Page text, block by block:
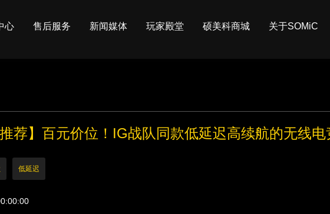
心 售后服务 新闻媒体 玩家殿堂 硕美科商城 关于SOMiC
推荐】百元价位！IG战队同款低延迟高续航的无线
低延迟